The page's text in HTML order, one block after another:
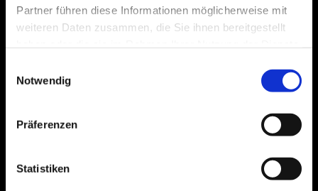
Partner führen diese Informationen möglicherweise mit
weiteren Daten zusammen, die Sie ihnen bereitgestellt
Notwendig
Präferenzen
Statistiken